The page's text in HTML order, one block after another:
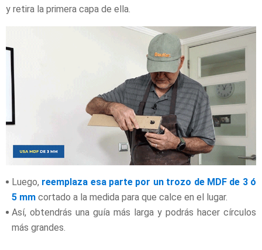
y retira la primera capa de ella.
Luego, reemplaza esa parte por un trozo de MDF de 3 ó
5 mm cortado a la medida para que calce en el lugar.
Así, obtendrás una guía más larga y podrás hacer círculos
más grandes.